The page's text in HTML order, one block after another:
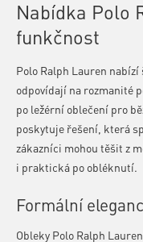
Nabídka Polo
funkčnost
Polo Ralph Lauren
odpovídají na rozmanité
po ležérní oblečení pro
poskytuje řešení, která
zákazníci mohou těšit z
i praktická po obléknutí.
Formální
Obleky Polo Ralph